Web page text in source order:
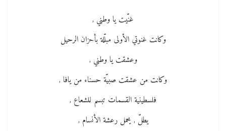
غنّيت يا وطني ,
وكانت غنوتي الأولى مبلّلة بأحزان الرحيل
وعشقت يا وطني ,
وكانت من عشقت صبيّة حسناء من يافا ,
فلسطينية القسمات تبسم للشعاع ,
يطلّ , يحمل رعشة الأنسام ,